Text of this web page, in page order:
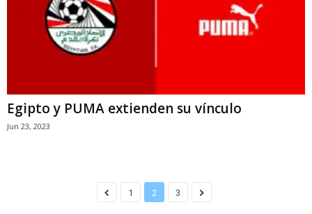
Egipto y PUMA extienden su vínculo
Jun 23, 2023
1 2 3